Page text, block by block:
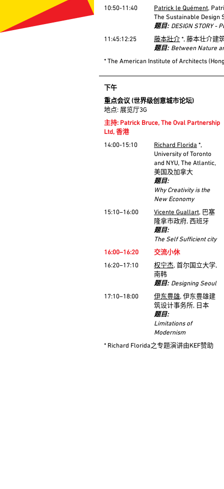
10:50-11:40
Patrick le Quément,
The Sustainable Design
题目: DESIGN STORY -
11:45:12:25
藤本壯介*, 藤本壮介建
题目: Between Nature
* The American Institute of Architects
下午
重点会议 (世界级创意城市论坛)
地点: 展览厅3G
主持: Patrick Bruce, The Oval Partnership
Ltd, 香港
14:00-15:10
Richard Florida *,
University of Toronto
and NYU, The Atlantic,
美国及加拿大
题目:
Why Creativity is the
New Economy
15:10–16:00
Vicente Guallart, 巴塞
隆拿市政府, 西班牙
题目:
The Self Sufficient city
16:00–16:20
交流小休
16:20–17:10
权宁杰, 首尔国立大学,
南韩
题目: Designing Seoul
17:10–18:00
伊东豊雄, 伊东豊雄建
筑设计事务所, 日本
题目:
Limitations of
Modernism
* Richard Florida之专题演讲由KEF赞助